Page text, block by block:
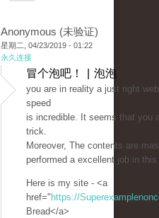
Anonymous (未验证)
星期二, 04/23/2019 - 01:22
永久连接
冒个泡吧！ | 泡泡
you are in reality a just right
speed
is incredible. It seems that you
trick.
Moreover, The contents are
performed a excellent job in
Here is my site - <a
href=" https://
Bread</a>